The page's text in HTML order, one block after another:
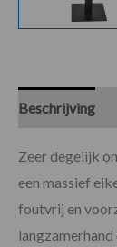
Beschrijving
Zeer degelijk
een massief
foutvrij en